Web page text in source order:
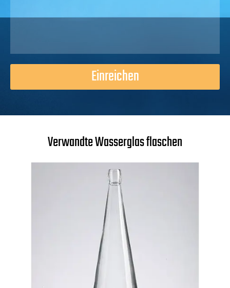
Einreichen
Verwandte Wasserglas flaschen